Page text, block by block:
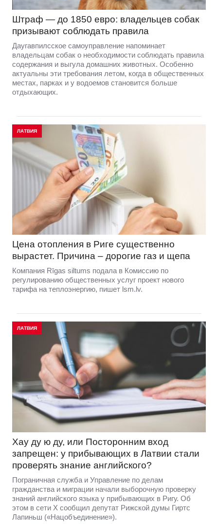
Штраф — до 1850 евро: владельцев собак
призывают соблюдать правила
Даугавпилсское самоуправление напоминает
владельцам собак о необходимости соблюдать правила
содержания и выгула домашних животных. Особенно
актуальны эти требования летом, когда в общественных
местах, парках и у водоемов становится больше
отдыхающих.
ЛАТВИЯ
Цена отопления в Риге существенно
вырастет. Причина – дорогие газ и щепа
Компания Rīgas siltums подала в Комиссию по
регулированию общественных услуг проект нового
тарифа на теплоэнергию, пишет lsm.lv.
ЛАТВИЯ
Хау ду ю ду, или Посторонним вход
запрещен: у прибывающих в Латвии стали
проверять знание английского?
Пограничная служба и Управление по делам
гражданства и миграции начали выборочную проверку
знаний английского языка у прибывающих в Ригу. Об
этом в сети Х сообщил депутат Рижской думы Гиртс
Лапиньш («Нацобъединение»).